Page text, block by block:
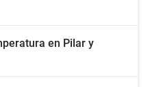
en Pilar y